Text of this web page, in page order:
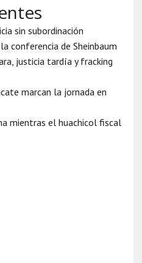
sin subordinación
conferencia de Sheinbaum
justicia tardía y fracking
marcan la jornada en
mientras el huachicol fiscal